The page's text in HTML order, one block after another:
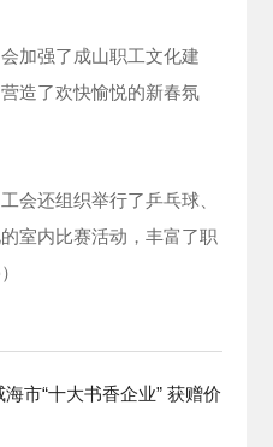
强了成山职工文化建
造了欢快愉悦的新春氛
还组织举行了乒乓球、
室内比赛活动，丰富了职
市“十大书香企业” 获赠价